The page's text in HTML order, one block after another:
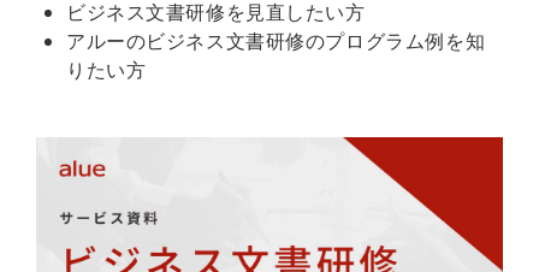
ビジネス文書研修を見直したい方
アルーのビジネス文書研修のプログラム例を知
りたい方